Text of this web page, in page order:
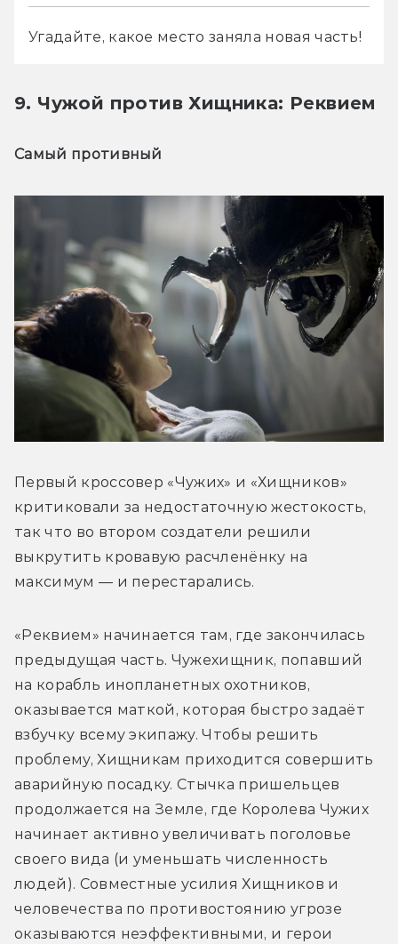
Угадайте, какое место заняла новая часть!
9. Чужой против Хищника: Реквием
Самый противный
Первый кроссовер «Чужих» и «Хищников»
критиковали за недостаточную жестокость,
так что во втором создатели решили
выкрутить кровавую расчленёнку на
максимум — и перестарались.
«Реквием» начинается там, где закончилась
предыдущая часть. Чужехищник, попавший
на корабль инопланетных охотников,
оказывается маткой, которая быстро задаёт
взбучку всему экипажу. Чтобы решить
проблему, Хищникам приходится совершить
аварийную посадку. Стычка пришельцев
продолжается на Земле, где Королева Чужих
начинает активно увеличивать поголовье
своего вида (и уменьшать численность
людей). Совместные усилия Хищников и
человечества по противостоянию угрозе
оказываются неэффективными, и герои